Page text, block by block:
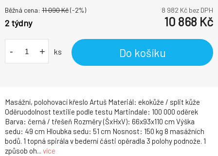
Masážní, polohovací křeslo Artuš Materiál: ekokůže / split kůže
Oděruodolnost textilie podle testu Martindale: 100 000 oděrek
Barva: černá / třešeň Rozměry (ŠxHxV): 66x93x110 cm Výška
sedu: 49 cm Hloubka sedu: 51 cm Nosnost: 150 kg 8 masážních
bodů. 1 topná spirála v bederní části opěradla 3 polohy podnože. 1
způsob oh... více
Běžná cena: 11 090Kč(-2%) 8 982 Kč bez DPH
2 týdny 10 868 Kč
- + ks Do košíku